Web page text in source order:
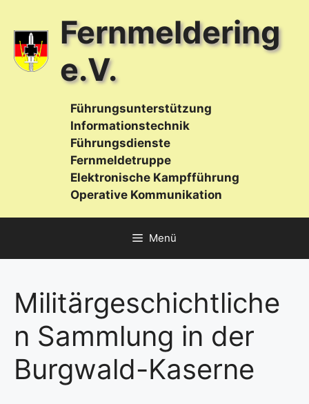
springen
Fernmeldering
e.V.
Führungsunterstützung
Informationstechnik
Führungsdienste
Fernmeldetruppe
Elektronische Kampfführung
Operative Kommunikation
Menü
Militärgeschichtliche
n Sammlung in der
Burgwald-Kaserne